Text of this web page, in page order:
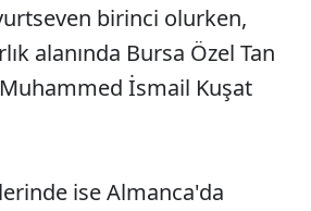
birinci olurken,
alanında Bursa Özel Tan
İsmail Kuşat
ise Almanca'da